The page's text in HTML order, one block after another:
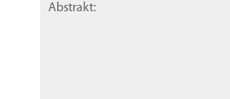
Abstrakt: